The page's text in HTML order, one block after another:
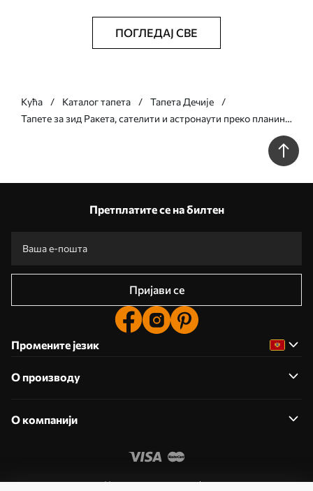
ПОГЛЕДАЈ СВЕ
Кућа Каталог тапета
Тапета Дечије
Тапете за зид Ракета, сателити и астронаути преко планина
Претплатите се на билтен
Пријави се
Промените језик
О производу
О компанији
Уредите дозволе колачића